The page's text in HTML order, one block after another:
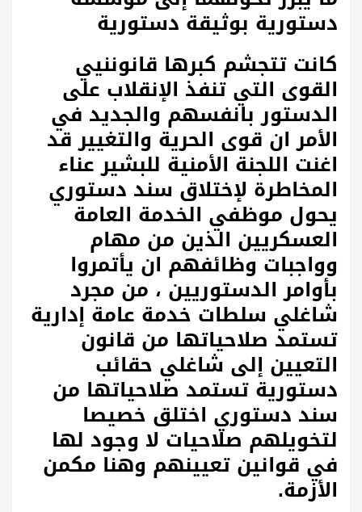
دستورية بوثيقة دستورية
كانت تتجشم كبرها قانوننيي
القوى التي تنفذ الإنقلاب على
الدستور بانفسهم والجديد في
الأمر ان قوى الحرية والتغيير قد
اغنت اللجنة الأمنية للبشير عناء
المخاطرة لإختلاق سند دستوري
يحول موظفي الخدمة العامة
العسكريين الذين من مهام
وواجبات وظائفهم ان يأتمروا
بأوامر الدستوريين ، من مجرد
شاغلي سلطات خدمة عامة إدارية
تستمد صلاحياتها من قانون
التعيين إلى شاغلي حقائب
دستورية تستمد صلاحياتها من
سند دستوري اختلق خصيصا
لتخويلهم صلاحيات لا وجود لها
في قوانين تعيينهم وهنا مكمن
الأزمة.